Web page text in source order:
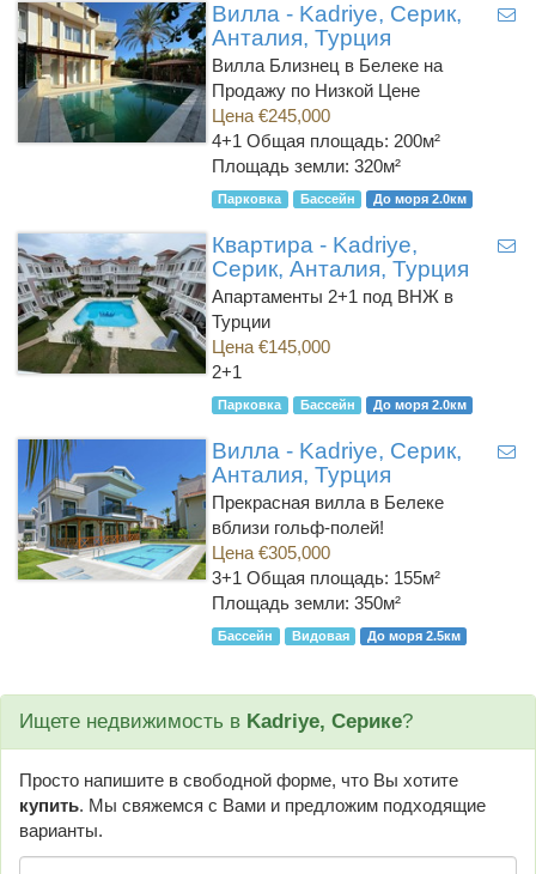
Вилла - Kadriye, Серик,
Анталия, Турция
Вилла Близнец в Белеке на
Продажу по Низкой Цене
Цена €245,000
4+1 Общая площадь: 200м²
Площадь земли: 320м²
Парковка Бассейн До моря 2.0км
Квартира - Kadriye,
Серик, Анталия, Турция
Апартаменты 2+1 под ВНЖ в
Турции
Цена €145,000
2+1
Парковка Бассейн До моря 2.0км
Вилла - Kadriye, Серик,
Анталия, Турция
Прекрасная вилла в Белеке
вблизи гольф-полей!
Цена €305,000
3+1 Общая площадь: 155м²
Площадь земли: 350м²
Бассейн Видовая До моря 2.5км
Ищете недвижимость в Kadriye, Серике?
Просто напишите в свободной форме, что Вы хотите
купить. Мы свяжемся с Вами и предложим подходящие
варианты.